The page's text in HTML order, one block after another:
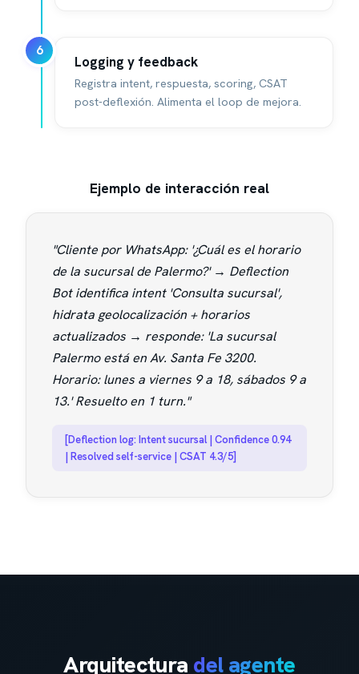
6
Logging y feedback
Registra intent, respuesta, scoring, CSAT
post-deflexión. Alimenta el loop de mejora.
Ejemplo de interacción real
"Cliente por WhatsApp: '¿Cuál es el horario
de la sucursal de Palermo?' → Deflection
Bot identifica intent 'Consulta sucursal',
hidrata geolocalización + horarios
actualizados → responde: 'La sucursal
Palermo está en Av. Santa Fe 3200.
Horario: lunes a viernes 9 a 18, sábados 9 a
13.' Resuelto en 1 turn."
[Deflection log: Intent sucursal | Confidence 0.94
| Resolved self-service | CSAT 4.3/5]
Arquitectura del agente